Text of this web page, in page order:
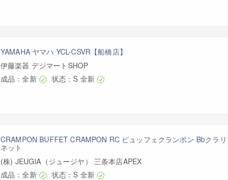
YAMAHA ヤマハ YCL-CSVR【船橋店】
伊藤楽器 デジマートSHOP
成品：全新
状态：S 全新
CRAMPON BUFFET CRAMPON RC ビュッフェクランポン Bbクラリ
ネット
(株) JEUGIA（ジュージヤ） 三条本店APEX
成品：全新
状态：S 全新